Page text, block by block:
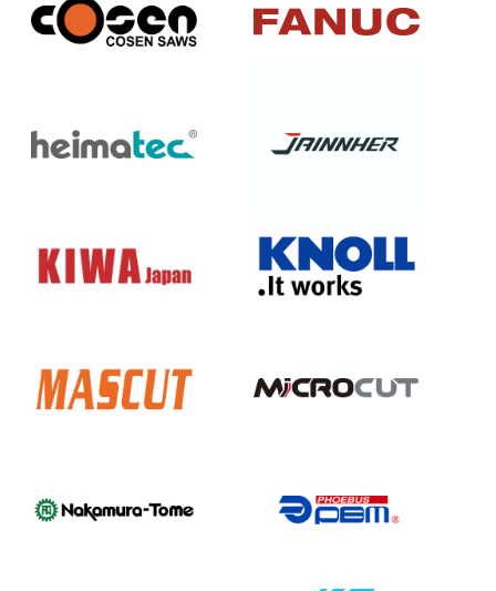
Cosen Fanuc
Heimatec Jainnher
KIWA Knoll
Mascut Microcut
Nakamura-
Phoebus